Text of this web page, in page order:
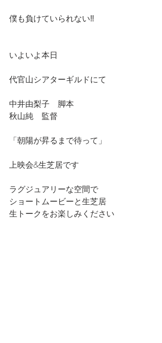
僕も負けていられない‼️
いよいよ本日
代官山シアターギルドにて
中井由梨子　脚本
秋山純　監督
「朝陽が昇るまで待って」
上映会&生芝居です
ラグジュアリーな空間で
ショートムービーと生芝居
生トークをお楽しみください